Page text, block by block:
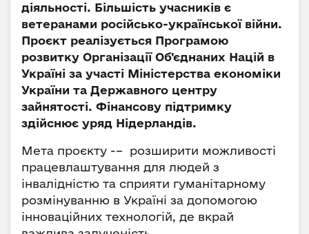
діяльності. Більшість учасників є
ветеранами російсько-української війни.
Проєкт реалізується Програмою
розвитку Організації Об'єднаних Націй в
Україні за участі Міністерства економіки
України та Державного центру
зайнятості. Фінансову підтримку
здійснює уряд Нідерландів.
Мета проєкту -– розширити можливості
працевлаштування для людей з
інвалідністю та сприяти гуманітарному
розмінуванню в Україні за допомогою
інноваційних технологій, де вкрай